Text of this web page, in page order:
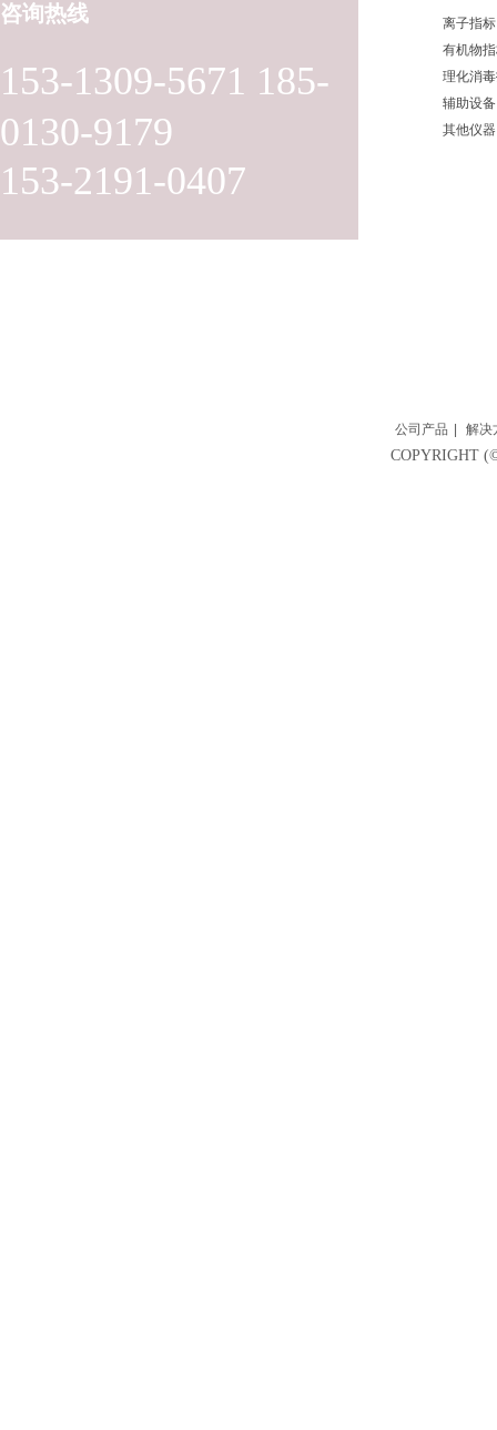
153-1309-5671 185-
0130-9179
153-2191-0407
咨询热线
离子指标
有机物
理化消
辅助设备
其他仪器
公司产品 解决
COPYRIGHT